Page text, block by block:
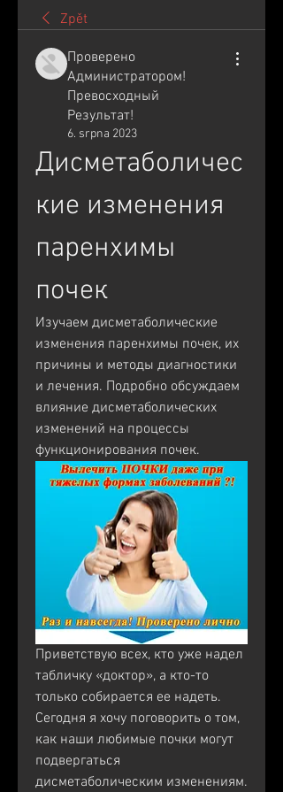
Zpět
Проверено
Администратором!
Превосходный
Результат!
6. srpna 2023
Дисметаболичес
кие изменения
паренхимы
почек
Изучаем дисметаболические
изменения паренхимы почек, их
причины и методы диагностики
и лечения. Подробно обсуждаем
влияние дисметаболических
изменений на процессы
функционирования почек.
Приветствую всех, кто уже надел
табличку «доктор», а кто-то
только собирается ее надеть.
Сегодня я хочу поговорить о том,
как наши любимые почки могут
подвергаться
дисметаболическим изменениям.